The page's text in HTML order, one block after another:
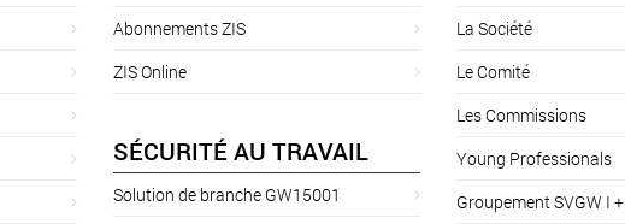
Abonnements ZIS
ZIS Online
SÉCURITÉ AU TRAVAIL
Solution de branche GW15001
La Société
Le Comité
Les Commissions
Young Professionals
Groupement SVGW I